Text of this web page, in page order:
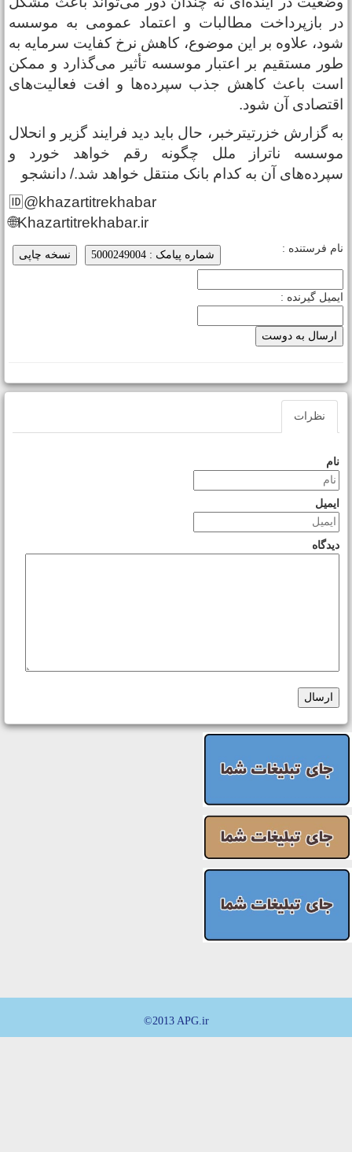
بازپرداخت مطالبات و اعتماد عمومی به موسسه
علاوه بر این موضوع، کاهش نرخ کفایت سرمایه به
مستقیم بر اعتبار موسسه تأثیر می‌گذارد و ممکن
باعث کاهش جذب سپرده‌ها و افت فعالیت‌های
آن شود.
گزارش خزرتیترخبر، حال باید دید فرایند گزیر و انحلال
ناتراز ملل چگونه رقم خواهد خورد و
آن به کدام بانک منتقل خواهد شد./ دانشجو
🆔@khazartitrekhabar
🌐Khazartitrekhabar.ir
نسخه چاپی شماره پیامک : 5000249004
فرستنده :
گیرنده :
نظرات
نام
ایمیل
دیدگاه
ارسال
©2013 APG.ir